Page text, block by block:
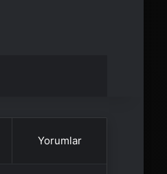
Yorumlar